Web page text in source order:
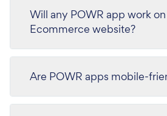
Will any POWR app work
Ecommerce website?
Are POWR apps mobile-